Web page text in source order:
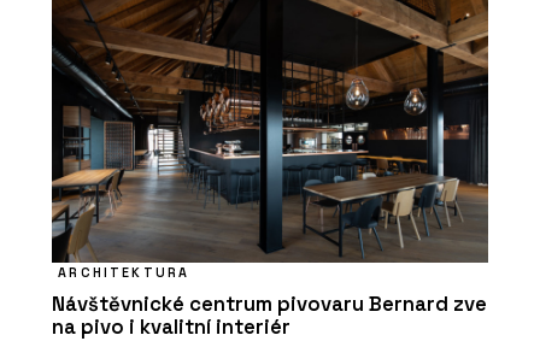
ARCHITEKTURA
Návštěvnické centrum pivovaru Bernard zve
na pivo i kvalitní interiér